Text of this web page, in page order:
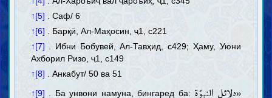
↑[5] . Саф/ 6
↑[6] . Барқӣ, Ал-Маҳосин, ҷ1, с221
↑[7] . Ибни Бобувей, Ал-Тавҳид, с429; Ҳаму, Уюни
Ахборил Ризо, ҷ1, с149
↑[8] . Анкабут/ 50 ва 51
↑[9] . Ба унвони намуна, бингаред ба: «دلائل النبوّة